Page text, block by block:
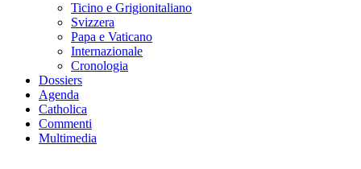
Ticino e Grigionitaliano
Svizzera
Papa e Vaticano
Internazionale
Cronologia
Dossiers
Agenda
Catholica
Commenti
Multimedia